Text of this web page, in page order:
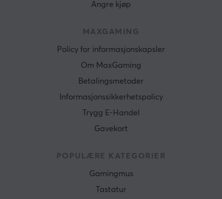
Angre kjøp
MAXGAMING
Policy for informasjonskapsler
Om MaxGaming
Betalingsmetoder
Informasjonssikkerhetspolicy
Trygg E-Handel
Gavekort
POPULÆRE KATEGORIER
Gamingmus
Tastatur